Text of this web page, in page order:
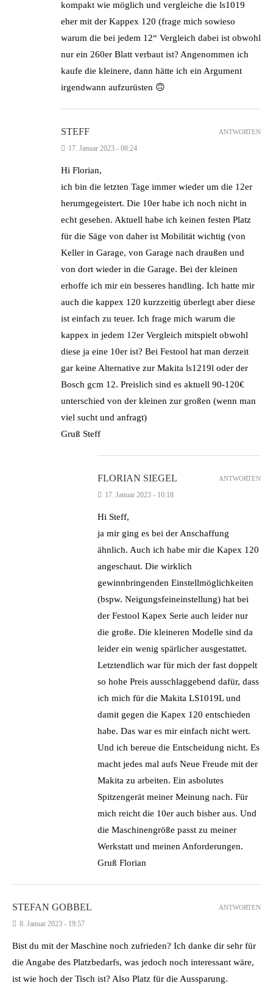
kompakt wie möglich und vergleiche die ls1019
eher mit der Kappex 120 (frage mich sowieso
warum die bei jedem 12“ Vergleich dabei ist obwohl
nur ein 260er Blatt verbaut ist? Angenommen ich
kaufe die kleinere, dann hätte ich ein Argument
irgendwann aufzurüsten 🙃
STEFF
17. Januar 2023 - 08:24
Hi Florian,
ich bin die letzten Tage immer wieder um die 12er
herumgegeistert. Die 10er habe ich noch nicht in
echt gesehen. Aktuell habe ich keinen festen Platz
für die Säge von daher ist Mobilität wichtig (von
Keller in Garage, von Garage nach draußen und
von dort wieder in die Garage. Bei der kleinen
erhoffe ich mir ein besseres handling. Ich hatte mir
auch die kappex 120 kurzzeitig überlegt aber diese
ist einfach zu teuer. Ich frage mich warum die
kappex in jedem 12er Vergleich mitspielt obwohl
diese ja eine 10er ist? Bei Festool hat man derzeit
gar keine Alternative zur Makita ls1219l oder der
Bosch gcm 12. Preislich sind es aktuell 90-120€
unterschied von der kleinen zur großen (wenn man
viel sucht und anfragt)
Gruß Steff
ANTWORTEN
FLORIAN SIEGEL
17. Januar 2023 - 10:18
Hi Steff,
ja mir ging es bei der Anschaffung
ähnlich. Auch ich habe mir die Kapex 120
angeschaut. Die wirklich
gewinnbringenden Einstellmöglichkeiten
(bspw. Neigungsfeineinstellung) hat bei
der Festool Kapex Serie auch leider nur
die große. Die kleineren Modelle sind da
leider ein wenig spärlicher ausgestattet.
Letztendlich war für mich der fast doppelt
so hohe Preis ausschlaggebend dafür, dass
ich mich für die Makita LS1019L und
damit gegen die Kapex 120 entschieden
habe. Das war es mir einfach nicht wert.
Und ich bereue die Entscheidung nicht. Es
macht jedes mal aufs Neue Freude mit der
Makita zu arbeiten. Ein asbolutes
Spitzengerät meiner Meinung nach. Für
mich reicht die 10er auch bisher aus. Und
die Maschinengröße passt zu meiner
Werkstatt und meinen Anforderungen.
Gruß Florian
ANTWORTEN
STEFAN GOBBEL
8. Januar 2023 - 19:57
Bist du mit der Maschine noch zufrieden? Ich danke dir sehr für
die Angabe des Platzbedarfs, was jedoch noch interessant wäre,
ist wie hoch der Tisch ist? Also Platz für die Aussparung.
ANTWORTEN